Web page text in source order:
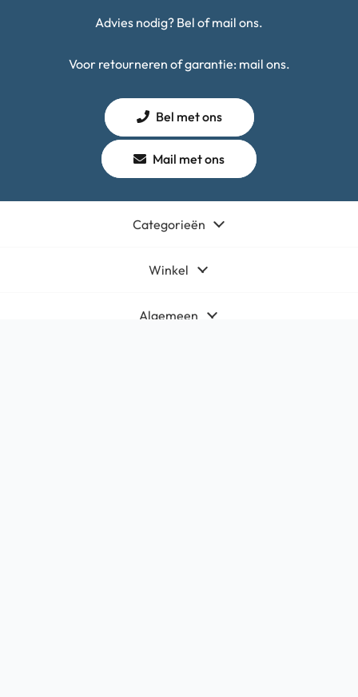
Advies nodig? Bel of mail ons.
Voor retourneren of garantie: mail ons.
Bel met ons
Mail met ons
Categorieën
Winkel
Algemeen